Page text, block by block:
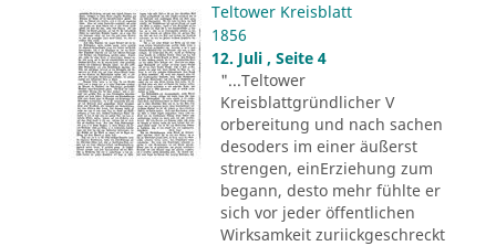
Teltower Kreisblatt
1856
12. Juli , Seite 4
"...Teltower
Kreisblattgründlicher V
orbereitung und nach sachen
desoders im einer äußerst
strengen, einErziehung zum
begann, desto mehr fühlte er
sich vor jeder öffentlichen
Wirksamkeit zuriickgeschreckt